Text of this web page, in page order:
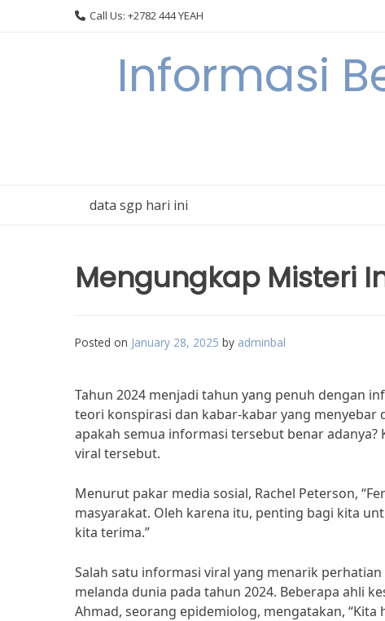
Call Us: +2782 444 YEAH
Informasi
data sgp hari ini
Mengungkap Misteri
Posted on January 28, 2025 by adminbal
Tahun 2024 menjadi tahun yang penuh dengan
teori konspirasi dan kabar-kabar yang
apakah semua informasi tersebut benar
viral tersebut.
Menurut pakar media sosial, Rachel Peterson,
masyarakat. Oleh karena itu, penting bagi kita
kita terima.”
Salah satu informasi viral yang menarik
melanda dunia pada tahun 2024. Beberapa ahli
Ahmad, seorang epidemiolog, mengatakan,